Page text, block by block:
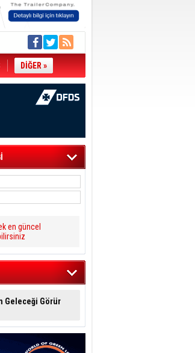
DİĞER »
en güncel
Geleceği Görür